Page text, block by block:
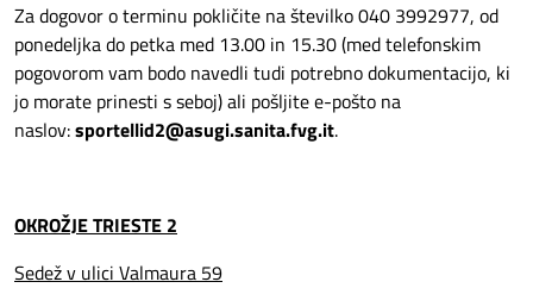
Za dogovor o terminu pokličite na številko 040 3992977, od
ponedeljka do petka med 13.00 in 15.30 (med telefonskim
pogovorom vam bodo navedli tudi potrebno dokumentacijo, ki
jo morate prinesti s seboj) ali pošljite e-pošto na
naslov:sportellid2@asugi.sanita.fvg.it.
OKROŽJE TRIESTE 2
Sedež v ulici Valmaura 59